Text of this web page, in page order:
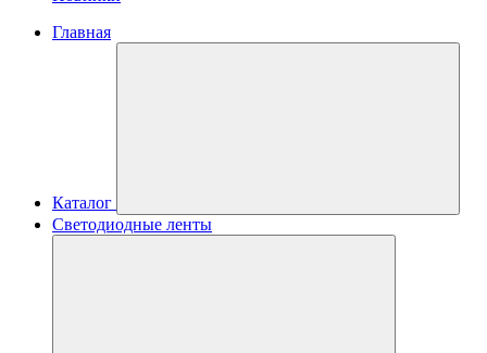
Главная
Каталог
Светодиодные ленты